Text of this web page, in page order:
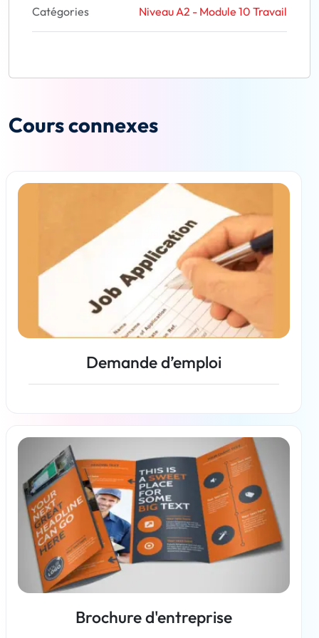
Catégories Niveau A2 - Module 10 Travail
Cours connexes
Demande d’emploi
En savoir plus
Brochure d'entreprise